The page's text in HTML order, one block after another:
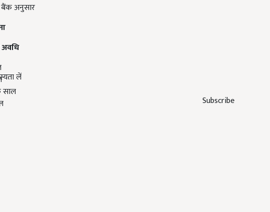
लें
Subscribe
बैंक अनुसार
अवधि
साल